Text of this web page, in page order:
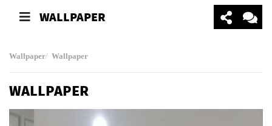
WALLPAPER
Wallpaper Wallpaper
WALLPAPER